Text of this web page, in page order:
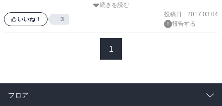
続きを読む
いいね！ 3
投稿日 : 2017.03.04
報告する
1
フロア